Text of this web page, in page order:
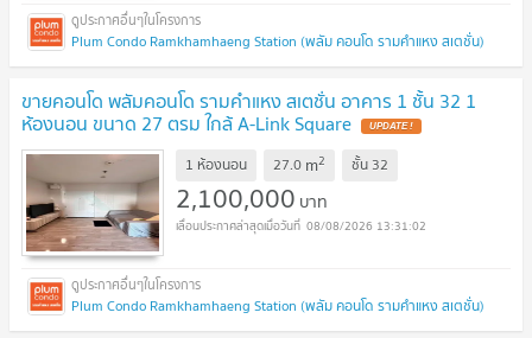
Plum Condo Ramkhamhaeng Station (พลัม คอนโด รามคำแหง สเตชั่น)
ขายคอนโด พลัมคอนโด รามคำแหง สเตชั่น อาคาร 1 ชั้น 32 1
ห้องนอน ขนาด 27 ตรม ใกล้ A-Link Square UPDATE !
1 ห้องนอน 27.0 m2 ชั้น 32
2,100,000 บาท
08/08/2026 13:31:02
Plum Condo Ramkhamhaeng Station (พลัม คอนโด รามคำแหง สเตชั่น)